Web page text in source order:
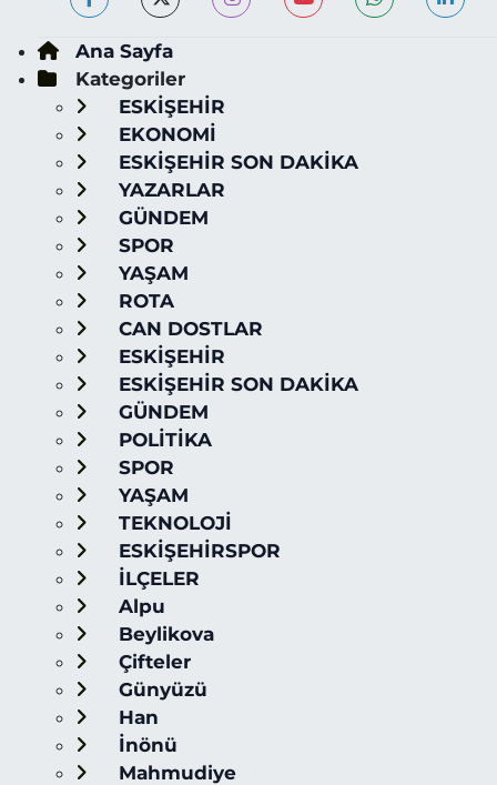
Ana Sayfa
Kategoriler
ESKİŞEHİR
EKONOMİ
ESKİŞEHİR SON DAKİKA
YAZARLAR
GÜNDEM
SPOR
YAŞAM
ROTA
CAN DOSTLAR
ESKİŞEHİR
ESKİŞEHİR SON DAKİKA
GÜNDEM
POLİTİKA
SPOR
YAŞAM
TEKNOLOJİ
ESKİŞEHİRSPOR
İLÇELER
Alpu
Beylikova
Çifteler
Günyüzü
Han
İnönü
Mahmudiye